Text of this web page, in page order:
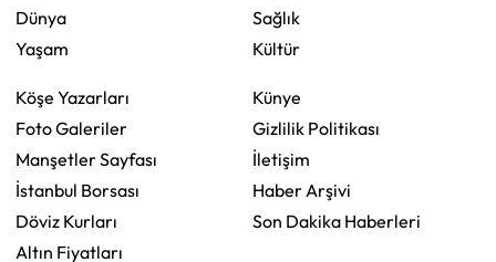
Dünya
Yaşam
Sağlık
Kültür
Köşe Yazarları
Foto Galeriler
Manşetler Sayfası
İstanbul Borsası
Döviz Kurları
Altın Fiyatları
Künye
Gizlilik Politikası
İletişim
Haber Arşivi
Son Dakika Haberleri